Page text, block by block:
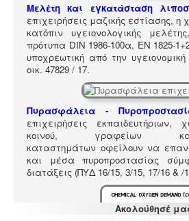
Μελέτη και εγκατάσταση
επιχειρήσεις μαζικής εστίασης, η
κατόπιν υγειονολογικής
πρότυπα DIN 1986-100α, EN 1825-
υποχρεωτική από την
οικ. 47829 / 17.
Πυρασφάλεια -
επιχειρήσεις εκπαιδευτήριων,
κοινού, γραφείων
καταστημάτων οφείλουν να
και μέσα πυροπροστασίας
διατάξεις (ΠΥΔ 16/15, 3/15, 17/16 & /
Ακολούθησέ